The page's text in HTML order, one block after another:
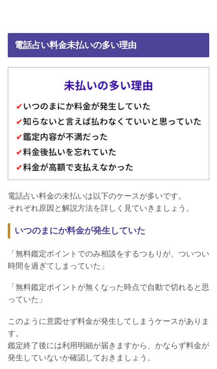
電話占い料金未払いの多い理由
電話占い料金の未払いは以下のケースが多いです。
それぞれ原因と解説方法を詳しく見ていきましょう。
いつのまにか料金が発生していた
「無料鑑定ポイントでのみ相談をするつもりが、ついつい
時間を過ぎてしまっていた」
「無料鑑定ポイントが無くなった時点で自動で切れると思
っていた」
このように意図せず料金が発生してしまうケースがありま
す。
鑑定終了後には利用明細が届きますから、かならず料金が
発生していないか確認しておきましょう。